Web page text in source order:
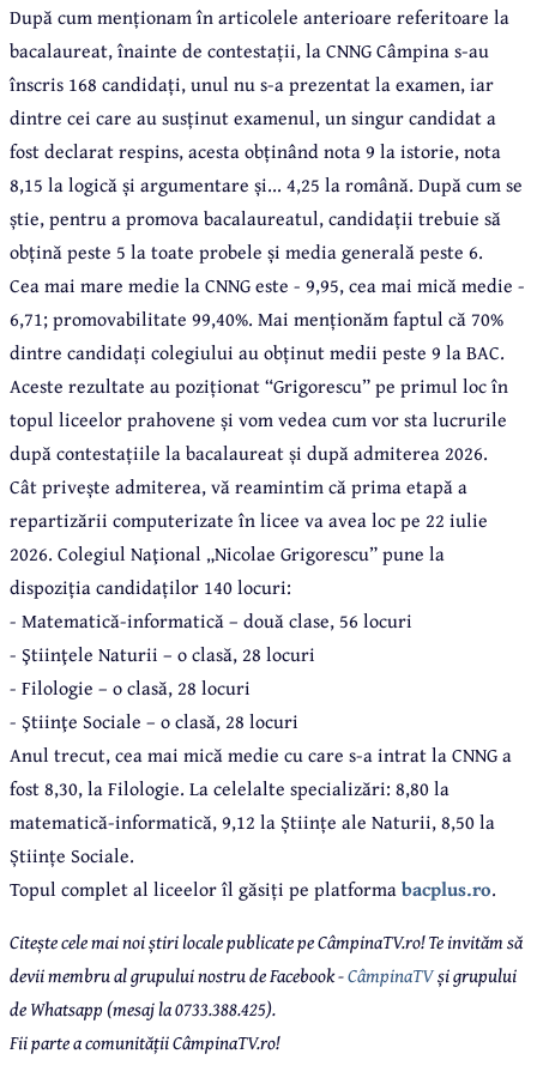
După cum menționam în articolele anterioare referitoare la
bacalaureat, înainte de contestații, la CNNG Câmpina s-au
înscris 168 candidați, unul nu s-a prezentat la examen, iar
dintre cei care au susținut examenul, un singur candidat a
fost declarat respins, acesta obținând nota 9 la istorie, nota
8,15 la logică și argumentare și... 4,25 la română. După cum se
știe, pentru a promova bacalaureatul, candidații trebuie să
obțină peste 5 la toate probele și media generală peste 6.
Cea mai mare medie la CNNG este - 9,95, cea mai mică medie -
6,71; promovabilitate 99,40%. Mai menționăm faptul că 70%
dintre candidați colegiului au obținut medii peste 9 la BAC.
Aceste rezultate au poziționat“Grigorescu”pe primul loc în
topul liceelor prahovene și vom vedea cum vor sta lucrurile
după contestațiile la bacalaureat și după admiterea 2026.
Cât privește admiterea, vă reamintim că prima etapă a
repartizării computerizate în licee va avea loc pe 22 iulie
2026. Colegiul Naţional „Nicolae Grigorescu” pune la
dispoziția candidaților 140 locuri:
- Matematică-informatică – două clase, 56 locuri
- Ştiinţele Naturii – o clasă, 28 locuri
- Filologie – o clasă, 28 locuri
- Ştiinţe Sociale – o clasă, 28 locuri
Anul trecut, cea mai mică medie cu care s-a intrat la CNNG a
fost 8,30, la Filologie. La celelalte specializări: 8,80 la
matematică-informatică, 9,12 la Științe ale Naturii, 8,50 la
Științe Sociale.
Topul complet al liceelor îl găsiți pe platformabacplus.ro.
Citește cele mai noi știri locale publicate pe CâmpinaTV.ro! Te invităm să
devii membru al grupului nostru de Facebook -CâmpinaTVși grupului
de Whatsapp (mesaj la 0733.388.425).
Fii parte a comunității CâmpinaTV.ro!